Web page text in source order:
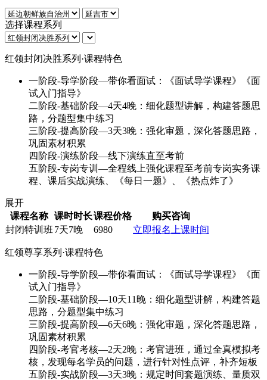
选择课程系列
红领封闭决胜系列·课程特色
一阶段-导学阶段—带你看面试：《面试导学课程》《面
试入门指导》
二阶段-基础阶段—4天4晚：细化题型讲解，构建答题思
路，分题型集中练习
三阶段-提高阶段—3天3晚：强化审题，深化答题思路，
巩固素材积累
四阶段-演练阶段—线下演练直至考前
五阶段-专岗专训—全程线上强化课程至考前专岗实务课
程、课后实战演练、《每日一题》、《热点炸了》
展开
课程名称 课时时长课程价格
购买咨询
封闭特训班 7天7晚 6980 立即报名 上课时间
红领尊享系列·课程特色
一阶段-导学阶段—带你看面试：《面试导学课程》《面
试入门指导》
二阶段-基础阶段—10天11晚：细化题型讲解，构建答题
思路，分题型集中练习
三阶段-提高阶段—6天6晚：强化审题，深化答题思路，
巩固素材积累
四阶段-考官考核—2天2晚：考官进班，通过全真模拟考
核，发现每名学员的问题，进行针对性点评，补齐短板
五阶段-实战阶段—3天3晚：规定时间套题演练、量质双